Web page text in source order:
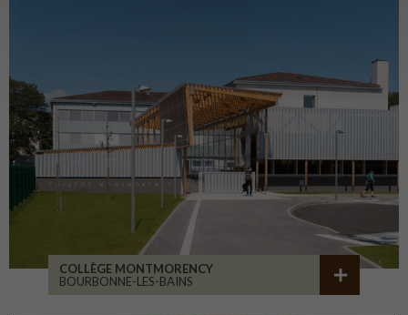
COLLÈGE MONTMORENCY
BOURBONNE-LES-BAINS